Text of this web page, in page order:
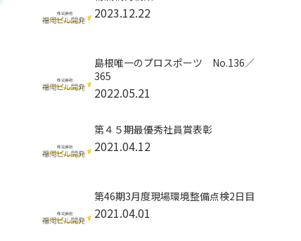
2023.12.22
島根唯一のプロスポーツ No.136／
365
2022.05.21
第４５期最優秀社員賞表彰
2021.04.12
第46期3月度現場環境整備点検2日目
2021.04.01